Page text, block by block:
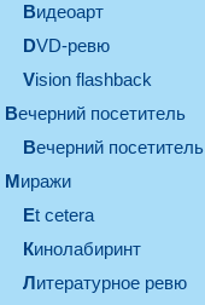
видеоарт
DVD-ревю
Vision flashback
вечерний посетитель
вечерний посетитель
миражи
et cetera
кинолабиринт
литературное ревю